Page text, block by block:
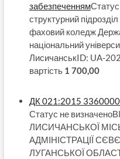
забезпеченням
структурний
фаховий коледж
національний
ЛисичанськID: UA-
вартість 1 700,00
ДК 021:2015
Статус не
ЛИСИЧАНСЬКОЇ
АДМІНІСТРАЦІЇ
ЛУГАНСЬКОЇ ОБЛАСТІ